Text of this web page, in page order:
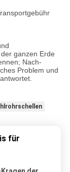
ganzen Erde
Nach-
Problem und
für